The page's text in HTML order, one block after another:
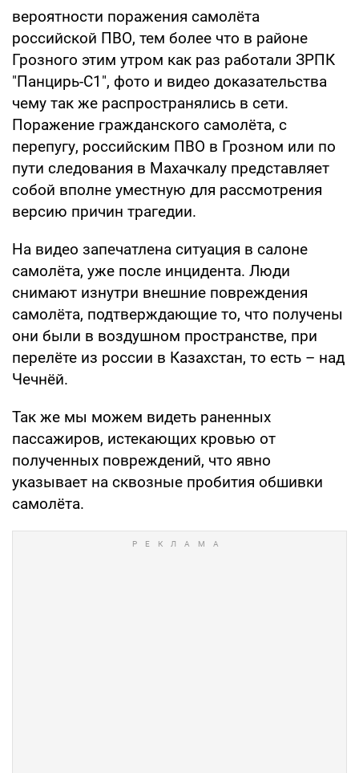
вероятности поражения самолёта
российской ПВО, тем более что в районе
Грозного этим утром как раз работали ЗРПК
"Панцирь-С1", фото и видео доказательства
чему так же распространялись в сети.
Поражение гражданского самолёта, с
перепугу, российским ПВО в Грозном или по
пути следования в Махачкалу представляет
собой вполне уместную для рассмотрения
версию причин трагедии.
На видео запечатлена ситуация в салоне
самолёта, уже после инцидента. Люди
снимают изнутри внешние повреждения
самолёта, подтверждающие то, что получены
они были в воздушном пространстве, при
перелёте из россии в Казахстан, то есть – над
Чечнёй.
Так же мы можем видеть раненных
пассажиров, истекающих кровью от
полученных повреждений, что явно
указывает на сквозные пробития обшивки
самолёта.